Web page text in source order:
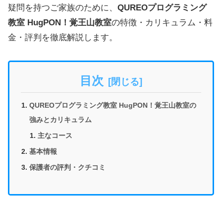
疑問を持つご家族のために、 QUREOプログラミング
教室 HugPON！覚王山教室の特徴・カリキュラム・料
金・評判を徹底解説します。
目次
QUREOプログラミング教室 HugPON！覚王山教室の
強みとカリキュラム
主なコース
基本情報
保護者の評判・クチコミ